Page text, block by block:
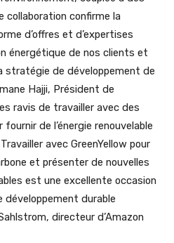
confirme la
d’offres et d’expertises
énergétique de nos clients et
stratégie de développement de
Hajji, Président de
ravis de travailler avec des
de l’énergie renouvelable
avec GreenYellow pour
et présenter de nouvelles
est une excellente occasion
durable
directeur d’Amazon